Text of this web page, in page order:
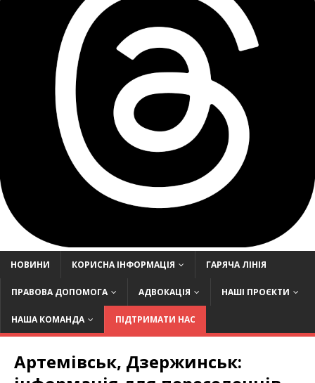
НОВИНИ КОРИСНА ІНФОРМАЦІЯ ГАРЯЧА ЛІНІЯ
ПРАВОВА ДОПОМОГА АДВОКАЦІЯ НАШІ ПРОЄКТИ
НАША КОМАНДА ПІДТРИМАТИ НАС
Артемівськ, Дзержинськ: